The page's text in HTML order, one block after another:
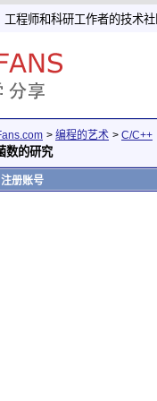
程师和科研工作者的技术社
> 编程的艺术 > C/C++
数的研究
注册账号